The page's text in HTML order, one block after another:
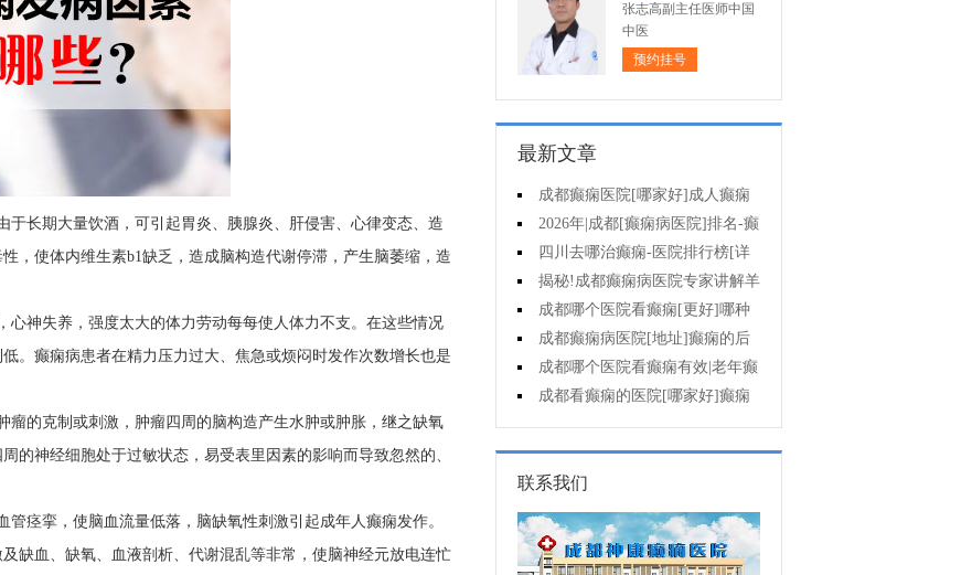
于长期大量饮酒，可引起胃炎、胰腺炎、肝侵害、心律变态、造
，使体内维生素b1缺乏，造成脑构造代谢停滞，产生脑萎缩，造
心神失养，强度太大的体力劳动每每使人体力不支。在这些情况
。癫痫病患者在精力压力过大、焦急或烦闷时发作次数增长也是
瘤的克制或刺激，肿瘤四周的脑构造产生水肿或肿胀，继之缺氧
的神经细胞处于过敏状态，易受表里因素的影响而导致忽然的、
痉挛，使脑血流量低落，脑缺氧性刺激引起成年人癫痫发作。
缺血、缺氧、血液剖析、代谢混乱等非常，使脑神经元放电连忙
张志高副主任医师中国
中医
预约挂号
最新文章
成都癫痫医院[哪家好]成人癫痫
发作的原因有哪些?
2026年|成都[癫痫病医院]排名-癫
痫病要注意什么?
四川去哪治癫痫-医院排行榜[详
细排名]女性癫痫怎么治疗?
揭秘!成都癫痫病医院专家讲解羊
癫疯对不同年龄段病人的影响?
成都哪个医院看癫痫[更好]哪种
方法治母猪疯很有效?
成都癫痫病医院[地址]癫痫的后
遗症有什么?
成都哪个医院看癫痫有效|老年癫
痫早期的治疗?
成都看癫痫的医院[哪家好]癫痫
对病人的危害?
联系我们